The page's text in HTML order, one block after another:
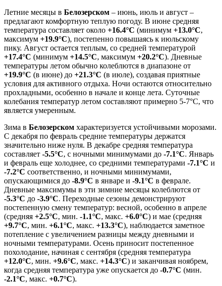
Летние месяцы в Белозерском – июнь, июль и август –
предлагают комфортную теплую погоду. В июне средняя
температура составляет около +16.4°C (минимум +13.0°C,
максимум +19.9°C), постепенно повышаясь к июльскому
пику. Август остается теплым, со средней температурой
+17.4°C (минимум +14.5°C, максимум +20.2°C). Дневные
температуры летом обычно колеблются в диапазоне от
+19.9°C (в июне) до +21.3°C (в июле), создавая приятные
условия для активного отдыха. Ночи остаются относительно
прохладными, особенно в начале и конце лета. Суточные
колебания температур летом составляют примерно 5-7°C, что
является умеренным.
Зима в Белозерском характеризуется устойчивыми морозами.
С декабря по февраль средние температуры держатся
значительно ниже нуля. В декабре средняя температура
составляет -5.5°C, с ночными минимумами до -7.1°C. Январь
и февраль еще холоднее, со средними температурами -7.1°C и
-7.2°C соответственно, и ночными минимумами,
опускающимися до -8.9°C в январе и -9.1°C в феврале.
Дневные максимумы в эти зимние месяцы колеблются от
-5.3°C до -3.9°C. Переходные сезоны демонстрируют
постепенную смену температур: весной, особенно в апреле
(средняя +2.5°C, мин. -1.1°C, макс. +6.0°C) и мае (средняя
+9.7°C, мин. +6.1°C, макс. +13.3°C), наблюдается заметное
потепление с увеличением разницы между дневными и
ночными температурами. Осень приносит постепенное
похолодание, начиная с сентября (средняя температура
+12.0°C, мин. +9.6°C, макс. +14.3°C) и заканчивая ноябрем,
когда средняя температура уже опускается до -0.7°C (мин.
-2.1°C, макс. +0.7°C).